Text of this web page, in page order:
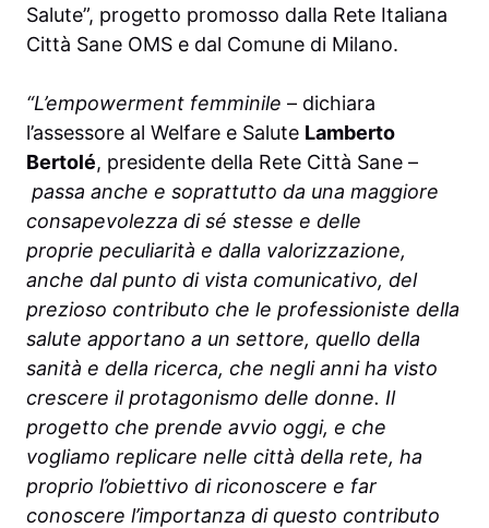
Salute”, progetto promosso dalla Rete Italiana
Città Sane OMS e dal Comune di Milano.
“L’empowerment femminile – dichiara
l’assessore al Welfare e Salute Lamberto
Bertolé, presidente della Rete Città Sane –
passa anche e soprattutto da una maggiore
consapevolezza di sé stesse e delle
proprie peculiarità e dalla valorizzazione,
anche dal punto di vista comunicativo, del
prezioso contributo che le professioniste della
salute apportano a un settore, quello della
sanità e della ricerca, che negli anni ha visto
crescere il protagonismo delle donne. Il
progetto che prende avvio oggi, e che
vogliamo replicare nelle città della rete, ha
proprio l’obiettivo di riconoscere e far
conoscere l’importanza di questo contributo